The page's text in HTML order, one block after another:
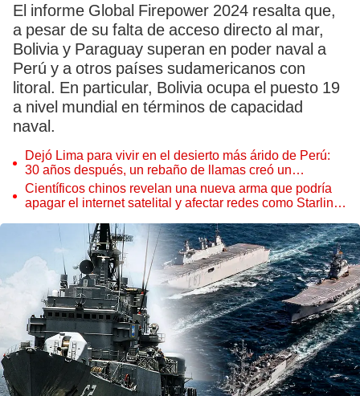
El informe Global Firepower 2024 resalta que,
a pesar de su falta de acceso directo al mar,
Bolivia y Paraguay superan en poder naval a
Perú y a otros países sudamericanos con
litoral. En particular, Bolivia ocupa el puesto 19
a nivel mundial en términos de capacidad
naval.
Dejó Lima para vivir en el desierto más árido de Perú:
30 años después, un rebaño de llamas creó un
sorprendente ecosistema
Científicos chinos revelan una nueva arma que podría
apagar el internet satelital y afectar redes como Starlink